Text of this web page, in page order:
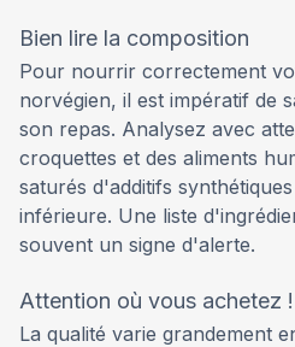
Bien lire la composition
Pour nourrir correctement
norvégien, il est impératif de
son repas. Analysez avec
croquettes et des aliments
saturés d'additifs
inférieure. Une liste
souvent un signe d'alerte.
Attention où vous achetez !
La qualité varie grandement